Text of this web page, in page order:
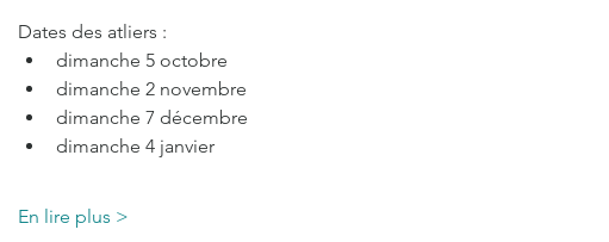
Dates des atliers :
dimanche 5 octobre
dimanche 2 novembre
dimanche 7 décembre
dimanche 4 janvier
En lire plus >